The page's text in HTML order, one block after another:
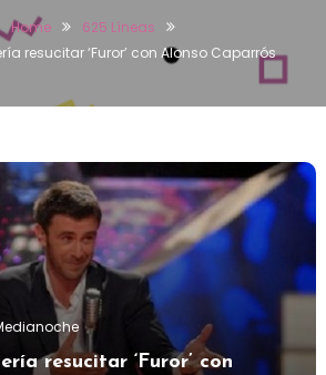
Home
625 Líneas
resucitar ‘Furor’ con Alonso Caparrós
resucitar ‘Furor’ con